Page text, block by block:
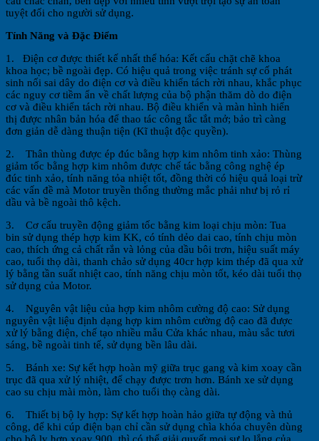
tuyệt đối cho người sử dụng.
Tính Năng và Đặc Điểm
1. Điện cơ được thiết kế nhất thể hóa: Kết cấu chặt chẽ khoa
khoa học; bề ngoài đẹp. Có hiệu quả trong việc tránh sự cố phát
sinh nối sai dây do điện cơ và điều khiển tách rời nhau, khắc phục
các nguy cơ tiềm ẩn về chất lượng của bộ phận thăm dò do điện
cơ và điều khiển tách rời nhau. Bộ điều khiển và màn hình hiển
thị được nhân bản hóa để thao tác công tắc tắt mở; bảo trì càng
đơn giản dễ dàng thuận tiện (Kĩ thuật độc quyền).
2. Thân thùng được ép đúc bằng hợp kim nhôm tinh xảo: Thùng
giảm tốc bằng hợp kim nhôm được chế tác bằng công nghệ ép
đúc tinh xảo, tính năng tỏa nhiệt tốt, đồng thời có hiệu quả loại trừ
các vấn đề mà Motor truyền thống thường mắc phải như bị rỏ rỉ
dầu và bề ngoài thô kệch.
3. Cơ cấu truyền động giảm tốc bằng kim loại chịu mòn: Tua
bin sử dụng thép hợp kim KK, có tính dẻo dai cao, tính chịu mòn
cao, thích ứng cả chất rắn và lỏng của dầu bôi trơn, hiệu suất máy
cao, tuổi thọ dài, thanh chảo sử dụng 40cr hợp kim thép đã qua xử
lý bằng tần suất nhiệt cao, tính năng chịu mòn tốt, kéo dài tuổi thọ
sử dụng của Motor.
4. Nguyên vật liệu của hợp kim nhôm cường độ cao: Sử dụng
nguyên vật liệu định dạng hợp kim nhôm cường độ cao đã được
xử lý bằng điện, chế tạo nhiều mẫu Cửa khác nhau, màu sắc tươi
sáng, bề ngoài tinh tế, sử dụng bền lâu dài.
5. Bánh xe: Sự kết hợp hoàn mỹ giữa trục gang và kim xoay cần
trục đã qua xử lý nhiệt, để chạy được trơn hơn. Bánh xe sử dụng
cao su chịu mài mòn, làm cho tuổi thọ càng dài.
6. Thiết bị bộ ly hợp: Sự kết hợp hoàn hảo giữa tự động và thủ
công, để khi cúp điện bạn chỉ cần sử dụng chìa khóa chuyên dùng